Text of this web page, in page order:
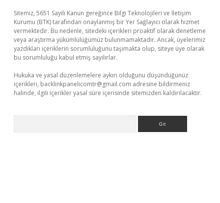
Sitemiz, 5651 Sayılı Kanun gereğince Bilgi Teknolojileri ve İletişim
Kurumu (BTK) tarafından onaylanmış bir Yer Sağlayıcı olarak hizmet
vermektedir. Bu nedenle, sitedeki içerikleri proaktif olarak denetleme
veya araştırma yükümlülüğümüz bulunmamaktadır. Ancak, üyelerimiz
yazdıkları içeriklerin sorumluluğunu taşımakta olup, siteye üye olarak
bu sorumluluğu kabul etmiş sayılırlar.
Hukuka ve yasal düzenlemelere aykırı olduğunu düşündüğünüz
içerikleri, backlinkpanelicomtr@gmail.com adresine bildirmeniz
halinde, ilgili içerikler yasal süre içerisinde sitemizden kaldırılacaktır.